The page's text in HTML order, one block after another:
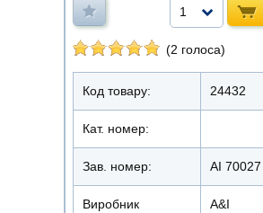
1
(2 голоса)
Код товару: 24432
Кат. номер:
Зав. номер: AI 70027
Виробник A&I